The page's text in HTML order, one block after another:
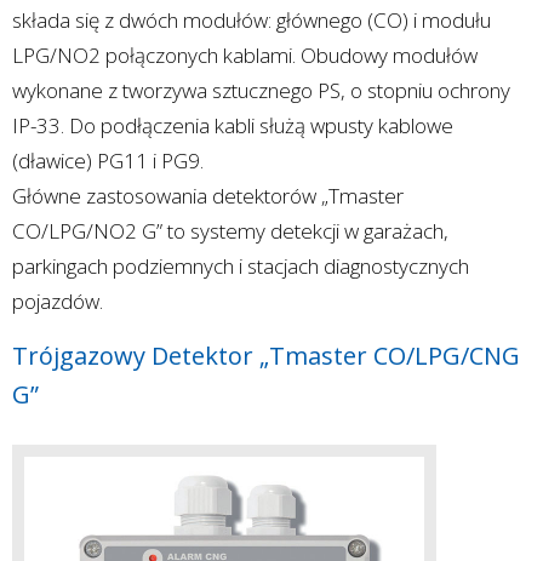
składa się z dwóch modułów: głównego (CO) i modułu
LPG/NO2 połączonych kablami. Obudowy modułów
wykonane z tworzywa sztucznego PS, o stopniu ochrony
IP-33. Do podłączenia kabli służą wpusty kablowe
(dławice) PG11 i PG9.
Główne zastosowania detektorów „Tmaster
CO/LPG/NO2 G” to systemy detekcji w garażach,
parkingach podziemnych i stacjach diagnostycznych
pojazdów.
Trójgazowy Detektor „Tmaster CO/LPG/CNG
G”